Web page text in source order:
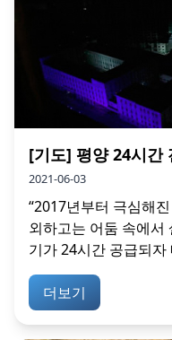
[기도] 평양 24시간
2021-06-03
“2017년부터 극심해
외하고는 어둠 속에서
기가 24시간 공급되
더보기